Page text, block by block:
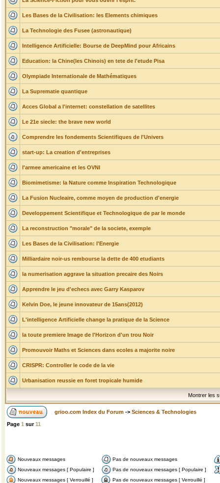
Les Bases de la Civilisation: les Elements chimiques
La Technologie des Fusee (astronautique)
Intelligence Artificielle: Bourse de DeepMind pour Africains
Education: la Chine(les Chinois) en tete de l'etude Pisa
Olympiade Internationale de Mathématiques
La Suprematie quantique
Acces Global a l'internet: constellation de satellites
Le 21e siecle: the brave new world
Comprendre les fondements Scientifiques de l'Univers
start-up: La creation d'entreprises
l'armee americaine et les OVNI
Biomimetisme: la Nature comme Inspiration Technologique
La Fusion Nucleaire, comme moyen de production d'energie
Developpement Scientifique et Technologique de par le monde
La reconstruction "morale" de la societe, exemple
Les Bases de la Civilisation: l'Energie
Milliardaire noir-us rembourse la dette de 400 etudiants
la numerisation aggrave la situation precaire des Noirs
Apprendre le jeu d'echecs avec Garry Kasparov
Kelvin Doe, le jeune innovateur de 15ans(2012)
L'intelligence Artificielle change la pratique de la Science
la toute premiere Image de l'Horizon d'un trou Noir
Promouvoir Maths et Sciences dans ecoles a majorite noire
CRISPR: Controller le code de la vie
Urbanisation reussie en foret tropicale humide
Montrer les
grioo.com Index du Forum -> Sciences & Technologies
Page 1 sur11
Nouveaux messages
Pas de nouveaux messages
Nouveaux messages [ Populaire ]
Pas de nouveaux messages [ Populaire ]
Nouveaux messages [ Verrouillé ]
Pas de nouveaux messages [ Verrouillé ]